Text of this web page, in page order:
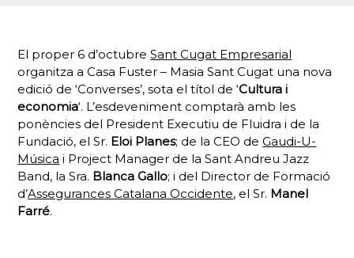
El proper 6 d’octubreSant Cugat Empresarial
organitza a Casa Fuster – Masia Sant Cugat una nova
edició de ‘Converses’, sota el títol de ‘Cultura i
economia‘. L’esdeveniment comptarà amb les
ponències del President Executiu de Fluidra i de la
Fundació, el Sr. Eloi Planes; de la CEO deGaudi-U-
Música i Project Manager de la Sant Andreu Jazz
Band, la Sra. Blanca Gallo; i del Director de Formació
d’Assegurances Catalana Occidente, el Sr. Manel
Farré.